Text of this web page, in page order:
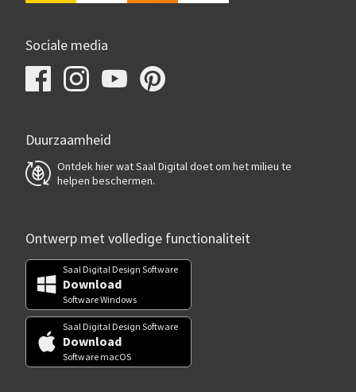
Sociale media
Duurzaamheid
Ontdek hier wat Saal Digital doet om het milieu te
helpen beschermen.
Ontwerp met volledige functionaliteit
Saal Digital Design Software
Download
Software Windows
Saal Digital Design Software
Download
Software macOS